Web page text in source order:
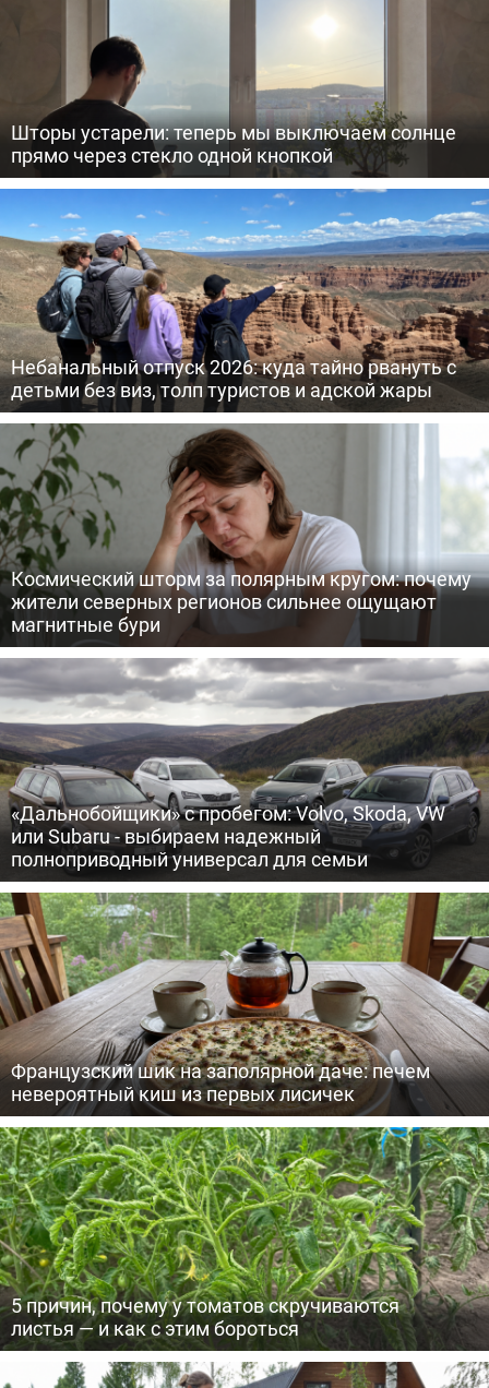
Шторы устарели: теперь мы выключаем солнце
прямо через стекло одной кнопкой
Небанальный отпуск 2026: куда тайно рвануть с
детьми без виз, толп туристов и адской жары
Космический шторм за полярным кругом: почему
жители северных регионов сильнее ощущают
магнитные бури
«Дальнобойщики» с пробегом: Volvo, Skoda, VW
или Subaru - выбираем надежный
полноприводный универсал для семьи
Французский шик на заполярной даче: печем
невероятный киш из первых лисичек
5 причин, почему у томатов скручиваются
листья — и как с этим бороться